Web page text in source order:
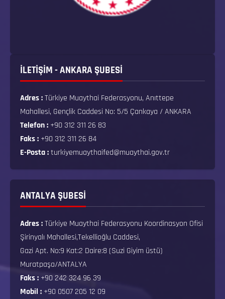
İLETİŞİM - ANKARA ŞUBESİ
Adres :Türkiye Muaythai Federasyonu, Anıttepe
Mahallesi, Gençlik Caddesi No: 5/5 Çankaya / ANKARA
Telefon : +90 312 311 26 83
Faks : +90 312 311 26 84
E-Posta :turkiyemuaythaifed@muaythai.gov.tr
ANTALYA ŞUBESİ
Adres :Türkiye Muaythai Federasyonu Koordinasyon Ofisi
Şirinyalı Mahallesi,Tekellioğlu Caddesi,
Gazi Apt. No:9 Kat:2 Daire:8 (Suzi Giyim üstü)
Muratpaşa/ANTALYA
Faks : +90 242 324 96 39
Mobil : +90 0507 205 12 09